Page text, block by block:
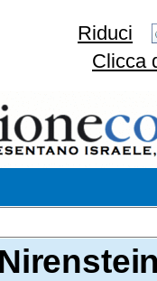
Riduci
Clicca